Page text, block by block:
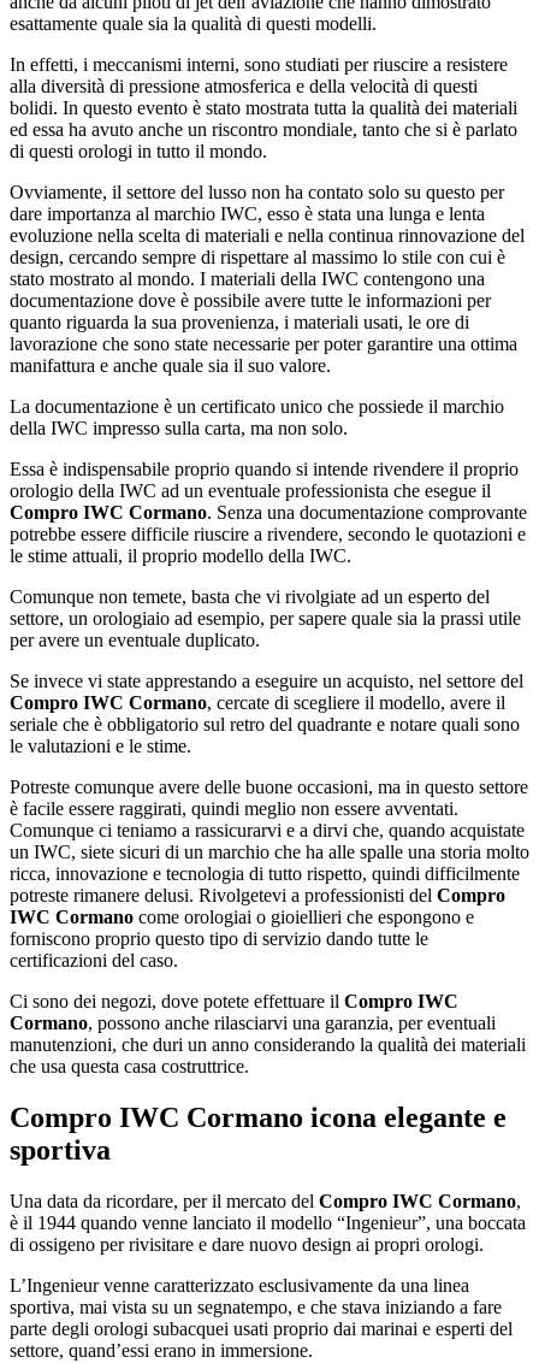
esattamente quale sia la qualità di questi modelli.
In effetti, i meccanismi interni, sono studiati per riuscire a resistere
alla diversità di pressione atmosferica e della velocità di questi
bolidi. In questo evento è stato mostrata tutta la qualità dei materiali
ed essa ha avuto anche un riscontro mondiale, tanto che si è parlato
di questi orologi in tutto il mondo.
Ovviamente, il settore del lusso non ha contato solo su questo per
dare importanza al marchio IWC, esso è stata una lunga e lenta
evoluzione nella scelta di materiali e nella continua rinnovazione del
design, cercando sempre di rispettare al massimo lo stile con cui è
stato mostrato al mondo. I materiali della IWC contengono una
documentazione dove è possibile avere tutte le informazioni per
quanto riguarda la sua provenienza, i materiali usati, le ore di
lavorazione che sono state necessarie per poter garantire una ottima
manifattura e anche quale sia il suo valore.
La documentazione è un certificato unico che possiede il marchio
della IWC impresso sulla carta, ma non solo.
Essa è indispensabile proprio quando si intende rivendere il proprio
orologio della IWC ad un eventuale professionista che esegue il
Compro IWC Cormano. Senza una documentazione comprovante
potrebbe essere difficile riuscire a rivendere, secondo le quotazioni e
le stime attuali, il proprio modello della IWC.
Comunque non temete, basta che vi rivolgiate ad un esperto del
settore, un orologiaio ad esempio, per sapere quale sia la prassi utile
per avere un eventuale duplicato.
Se invece vi state apprestando a eseguire un acquisto, nel settore del
Compro IWC Cormano, cercate di scegliere il modello, avere il
seriale che è obbligatorio sul retro del quadrante e notare quali sono
le valutazioni e le stime.
Potreste comunque avere delle buone occasioni, ma in questo settore
è facile essere raggirati, quindi meglio non essere avventati.
Comunque ci teniamo a rassicurarvi e a dirvi che, quando acquistate
un IWC, siete sicuri di un marchio che ha alle spalle una storia molto
ricca, innovazione e tecnologia di tutto rispetto, quindi difficilmente
potreste rimanere delusi. Rivolgetevi a professionisti del Compro
IWC Cormano come orologiai o gioiellieri che espongono e
forniscono proprio questo tipo di servizio dando tutte le
certificazioni del caso.
Ci sono dei negozi, dove potete effettuare il Compro IWC
Cormano, possono anche rilasciarvi una garanzia, per eventuali
manutenzioni, che duri un anno considerando la qualità dei materiali
che usa questa casa costruttrice.
Compro IWC Cormano icona elegante e
sportiva
Una data da ricordare, per il mercato del Compro IWC Cormano,
è il 1944 quando venne lanciato il modello “Ingenieur”, una boccata
di ossigeno per rivisitare e dare nuovo design ai propri orologi.
L’Ingenieur venne caratterizzato esclusivamente da una linea
sportiva, mai vista su un segnatempo, e che stava iniziando a fare
parte degli orologi subacquei usati proprio dai marinai e esperti del
settore, quand’essi erano in immersione.